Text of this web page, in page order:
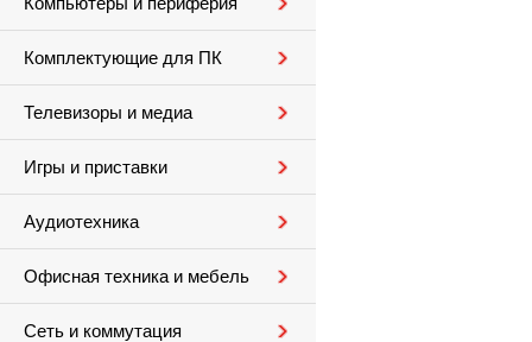
Комплектующие для ПК
Телевизоры и медиа
Игры и приставки
Аудиотехника
Офисная техника и мебель
Сеть и коммутация